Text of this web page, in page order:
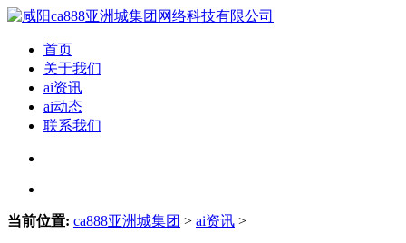
首页
关于我们
ai资讯
ai动态
联系我们
当前位置: ca888亚洲城集团 > ai资讯 >